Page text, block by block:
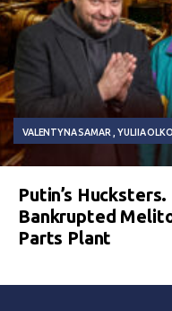
VALENTYNA SAMAR YULIIA
Putin’s
Bankrupted
Parts Plant